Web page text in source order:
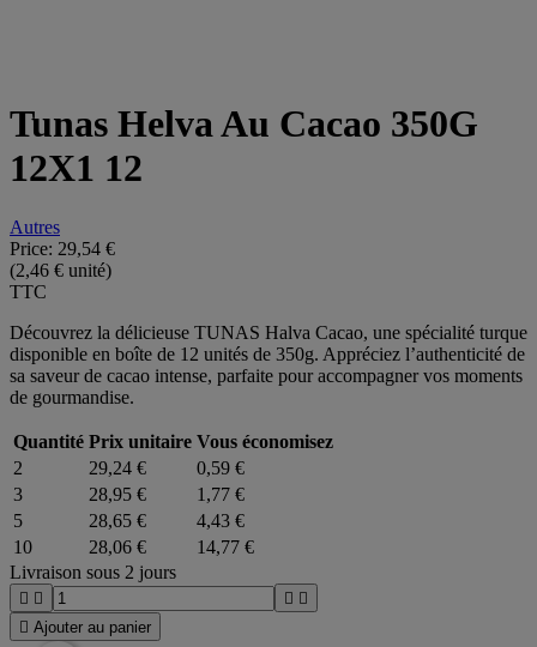
Tunas Helva Au Cacao 350G
12X1 12
Autres
Price: 29,54 €
(2,46 € unité)
TTC
Découvrez la délicieuse TUNAS Halva Cacao, une spécialité turque
disponible en boîte de 12 unités de 350g. Appréciez l’authenticité de
sa saveur de cacao intense, parfaite pour accompagner vos moments
de gourmandise.
Quantité Prix unitaire Vous économisez
2
29,24 €
0,59 €
3
28,95 €
1,77 €
5
28,65 €
4,43 €
10
28,06 €
14,77 €
Livraison sous 2 jours
   
 Ajouter au panier